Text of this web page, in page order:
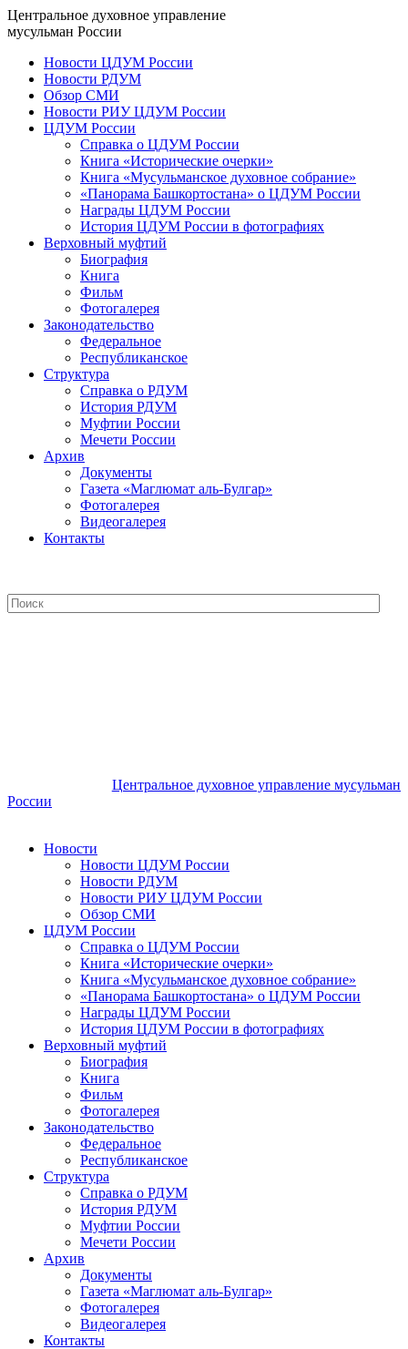
Центральное духовное управление
мусульман России
Новости ЦДУМ России
Новости РДУМ
Обзор СМИ
Новости РИУ ЦДУМ России
ЦДУМ России
Справка о ЦДУМ России
Книга «Исторические очерки»
Книга «Мусульманское духовное собрание»
«Панорама Башкортостана» о ЦДУМ России
Награды ЦДУМ России
История ЦДУМ России в фотографиях
Верховный муфтий
Биография
Книга
Фильм
Фотогалерея
Законодательство
Федеральное
Республиканское
Структура
Справка о РДУМ
История РДУМ
Муфтии России
Мечети России
Архив
Документы
Газета «Маглюмат аль-Булгар»
Фотогалерея
Видеогалерея
Контакты
Центральное духовное управление мусульман
России
Новости
Новости ЦДУМ России
Новости РДУМ
Новости РИУ ЦДУМ России
Обзор СМИ
ЦДУМ России
Справка о ЦДУМ России
Книга «Исторические очерки»
Книга «Мусульманское духовное собрание»
«Панорама Башкортостана» о ЦДУМ России
Награды ЦДУМ России
История ЦДУМ России в фотографиях
Верховный муфтий
Биография
Книга
Фильм
Фотогалерея
Законодательство
Федеральное
Республиканское
Структура
Справка о РДУМ
История РДУМ
Муфтии России
Мечети России
Архив
Документы
Газета «Маглюмат аль-Булгар»
Фотогалерея
Видеогалерея
Контакты